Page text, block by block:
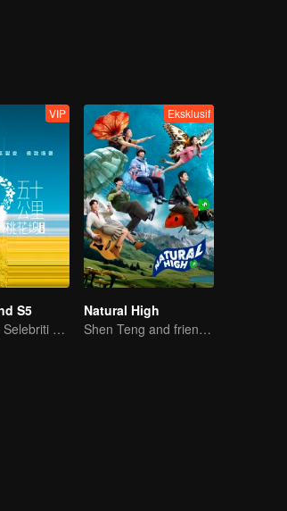
VIP
S5
Kehidupan Selebriti Berkelompok: Eksperimen Sosial Terunggul
Eksklusif
Natural High
Shen Teng and friends' happy outing